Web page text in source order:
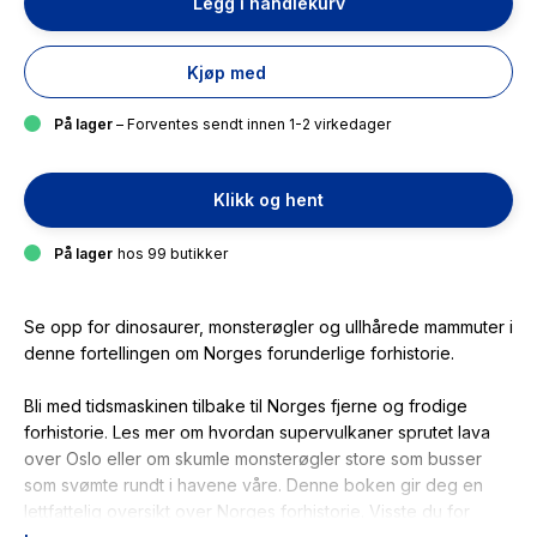
Kjøp med
På lager – Forventes sendt innen 1-2 virkedager
Klikk og hent
På lager hos 99 butikker
Se opp for dinosaurer, monsterøgler og ullhårede mammuter i
denne fortellingen om Norges forunderlige forhistorie.
Bli med tidsmaskinen tilbake til Norges fjerne og frodige
forhistorie. Les mer om hvordan supervulkaner sprutet lava
over Oslo eller om skumle monsterøgler store som busser
som svømte rundt i havene våre. Denne boken gir deg en
lettfattelig oversikt over Norges forhistorie. Visste du for